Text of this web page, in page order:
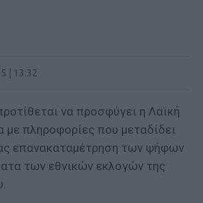
| 13:32
να προσφύγει η Λαϊκή
πληροφορίες που μεταδίδει
επανακαταμέτρηση των ψήφων
των εθνικών εκλογών της